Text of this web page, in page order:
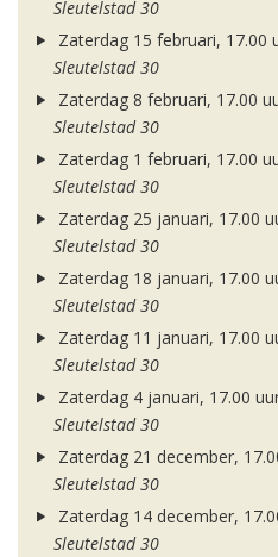
Sleutelstad 30
Zaterdag 15 februari, 17.00
Sleutelstad 30
Zaterdag 8 februari, 17.00
Sleutelstad 30
Zaterdag 1 februari, 17.00
Sleutelstad 30
Zaterdag 25 januari, 17.00
Sleutelstad 30
Zaterdag 18 januari, 17.00
Sleutelstad 30
Zaterdag 11 januari, 17.00
Sleutelstad 30
Zaterdag 4 januari, 17.00
Sleutelstad 30
Zaterdag 21 december,
Sleutelstad 30
Zaterdag 14 december,
Sleutelstad 30